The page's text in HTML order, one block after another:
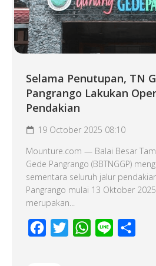
Selama Penutupan, TN
Pangrango Lakukan
Pendakian
19 October 2025 08:10
Mounture.com — Balai Besar
Gede Pangrango (BBTNGGP)
sementara seluruh jalur
Pangrango mulai 13 Oktober
merupakan...
Facebook
Twitter WhatsApp
Line